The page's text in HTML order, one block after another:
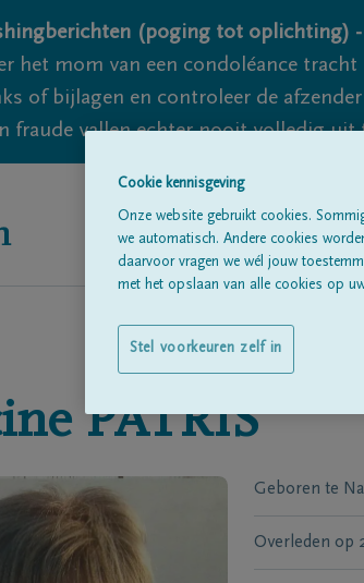
(poging tot oplichting) -
het mom van een condoléance
of bijlagen en controleer de
fraude vallen echter nooit volledig uit
PATRIS
Geboren te
Overleden op
Cookie kennisgeving
Onze website gebruikt cookies.
we automatisch. Andere cookies
daarvoor vragen we wél jouw
met het opslaan van alle cookies op
Stel voorkeuren zelf in